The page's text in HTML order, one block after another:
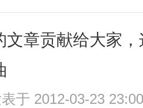
文章贡献给大家
于 2012-03-23 23:00